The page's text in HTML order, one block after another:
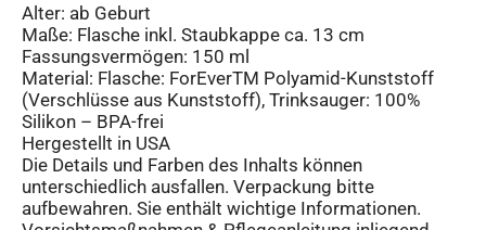
Alter: ab Geburt
Maße: Flasche inkl. Staubkappe ca. 13 cm
Fassungsvermögen: 150 ml
Material: Flasche: ForEverTM Polyamid-Kunststoff
(Verschlüsse aus Kunststoff), Trinksauger: 100%
Silikon – BPA-frei
Hergestellt in USA
Die Details und Farben des Inhalts können
unterschiedlich ausfallen. Verpackung bitte
aufbewahren. Sie enthält wichtige Informationen.